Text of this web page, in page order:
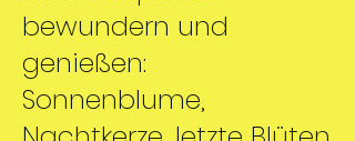
bewundern und
genießen:
Sonnenblume,